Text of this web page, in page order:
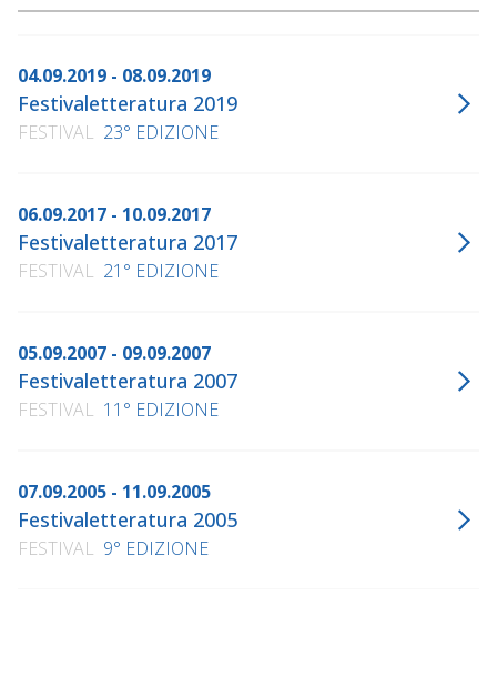
04.09.2019 - 08.09.2019
Festivaletteratura 2019
FESTIVAL 23° EDIZIONE
06.09.2017 - 10.09.2017
Festivaletteratura 2017
FESTIVAL 21° EDIZIONE
05.09.2007 - 09.09.2007
Festivaletteratura 2007
FESTIVAL 11° EDIZIONE
07.09.2005 - 11.09.2005
Festivaletteratura 2005
FESTIVAL 9° EDIZIONE